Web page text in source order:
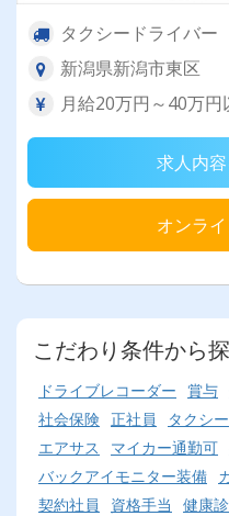
タクシードライバー
新潟県新潟市東区
月給20万円～40万円
求人内
オンラ
こだわり条件から
ドライブレコーダー 賞与
社会保険 正社員 タクシー
エアサス
マイカー通勤可
バックアイモニター装備
契約社員
資格手当 健康